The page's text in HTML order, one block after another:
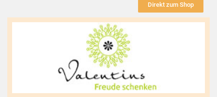
Direkt zum Shop